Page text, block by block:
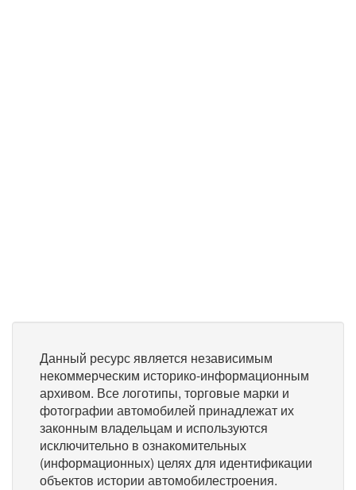
Данный ресурс является независимым
некоммерческим историко-информационным
архивом. Все логотипы, торговые марки и
фотографии автомобилей принадлежат их
законным владельцам и используются
исключительно в ознакомительных
(информационных) целях для идентификации
объектов истории автомобилестроения.